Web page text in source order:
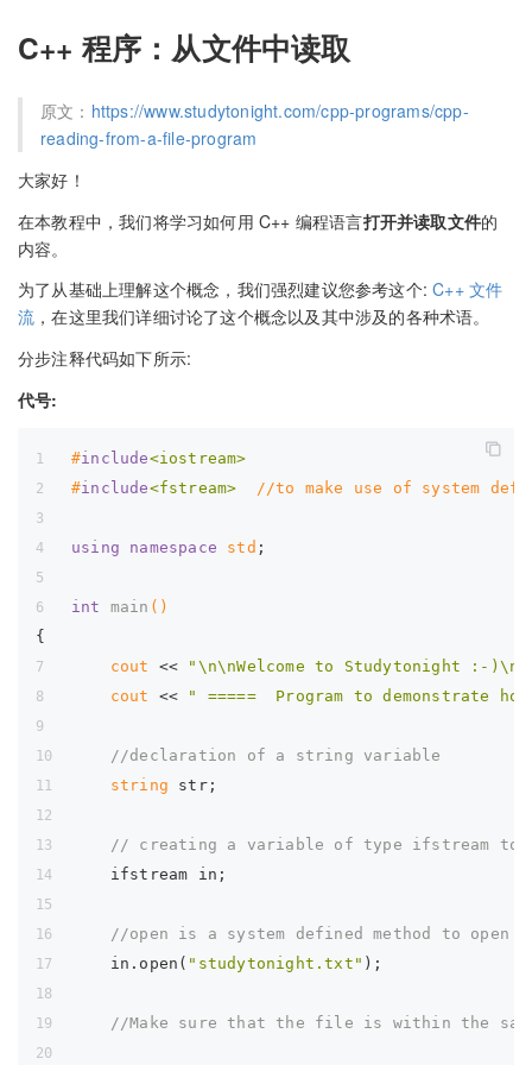
C++ 程序：从文件中读取
原文： https://www.studytonight.com/cpp-programs/cpp-
reading-from-a-file-program
大家好！
在本教程中，我们将学习如何用 C++ 编程语言打开并读取文件的
内容。
为了从基础上理解这个概念，我们强烈建议您参考这个:C++ 文件
流 ，在这里我们详细讨论了这个概念以及其中涉及的各种术语。
分步注释代码如下所示:
代号:
#include<iostream>
#include<fstream>
//to make use of system
using namespace std ;
int main ()
{
cout
<<
"\n\nWelcome to Studytonight :-
cout
<< " =====  Program to demonstrate
//declaration of a string variable
string str;
// creating a variable of type ifstream to
    ifstream in;
//open is a system defined method to open
    in.open(
"studytonight.txt" );
//Make sure that the file is within the